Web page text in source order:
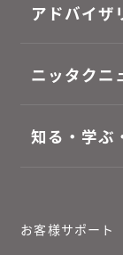
アドバイザ
ニッタクニ
知る・学ぶ
お客様サポート